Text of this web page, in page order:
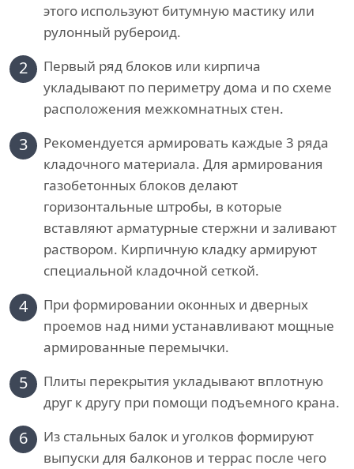
этого используют битумную мастику или
рулонный рубероид.
2
Первый ряд блоков или кирпича
укладывают по периметру дома и по схеме
расположения межкомнатных стен.
3
Рекомендуется армировать каждые 3 ряда
кладочного материала. Для армирования
газобетонных блоков делают
горизонтальные штробы, в которые
вставляют арматурные стержни и заливают
раствором. Кирпичную кладку армируют
специальной кладочной сеткой.
4
При формировании оконных и дверных
проемов над ними устанавливают мощные
армированные перемычки.
5
Плиты перекрытия укладывают вплотную
друг к другу при помощи подъемного крана.
6
Из стальных балок и уголков формируют
выпуски для балконов и террас после чего